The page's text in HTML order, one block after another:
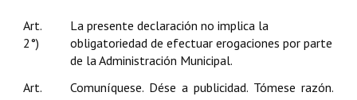
Art.
2°)
La presente declaración no implica la
obligatoriedad de efectuar erogaciones por parte
de la Administración Municipal.
Art.
Comuníquese. Dése a publicidad. Tómese razón.